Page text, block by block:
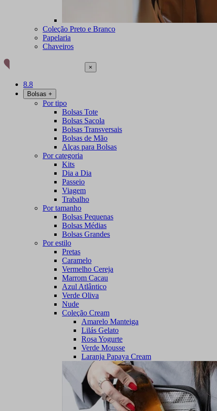
Coleção Preto e Branco
Papelaria
Chaveiros
×
8.8
Bolsas +
Por tipo
Bolsas Tote
Bolsas Sacola
Bolsas Transversais
Bolsas de Mão
Alças para Bolsas
Por categoria
Kits
Dia a Dia
Passeio
Viagem
Trabalho
Por tamanho
Bolsas Pequenas
Bolsas Médias
Bolsas Grandes
Por estilo
Pretas
Caramelo
Vermelho Cereja
Marrom Cacau
Azul Atlântico
Verde Oliva
Nude
Coleção Cream
Amarelo Manteiga
Lilás Gelato
Rosa Yogurte
Verde Mousse
Laranja Papaya Cream